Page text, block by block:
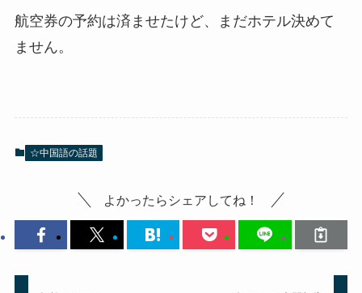
航空券の予約は済ませたけど、まだホテル決めて
ません。
☆中国語の話題
よかったらシェアしてね！